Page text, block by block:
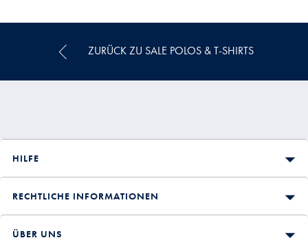
Price
ZURÜCK ZU SALE POLOS & T-SHIRTS
HILFE
RECHTLICHE INFORMATIONEN
ÜBER UNS